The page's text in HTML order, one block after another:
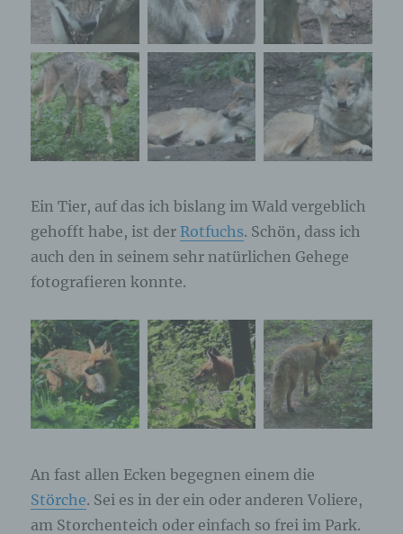
Ein Tier, auf das ich bislang im Wald vergeblich
gehofft habe, ist der Rotfuchs. Schön, dass ich
auch den in seinem sehr natürlichen Gehege
fotografieren konnte.
An fast allen Ecken begegnen einem die
Störche. Sei es in der ein oder anderen Voliere,
am Storchenteich oder einfach so frei im Park.